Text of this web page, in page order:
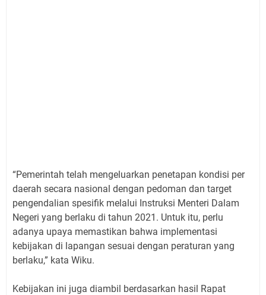
“Pemerintah telah mengeluarkan penetapan kondisi per
daerah secara nasional dengan pedoman dan target
pengendalian spesifik melalui Instruksi Menteri Dalam
Negeri yang berlaku di tahun 2021. Untuk itu, perlu
adanya upaya memastikan bahwa implementasi
kebijakan di lapangan sesuai dengan peraturan yang
berlaku,” kata Wiku.
Kebijakan ini juga diambil berdasarkan hasil Rapat